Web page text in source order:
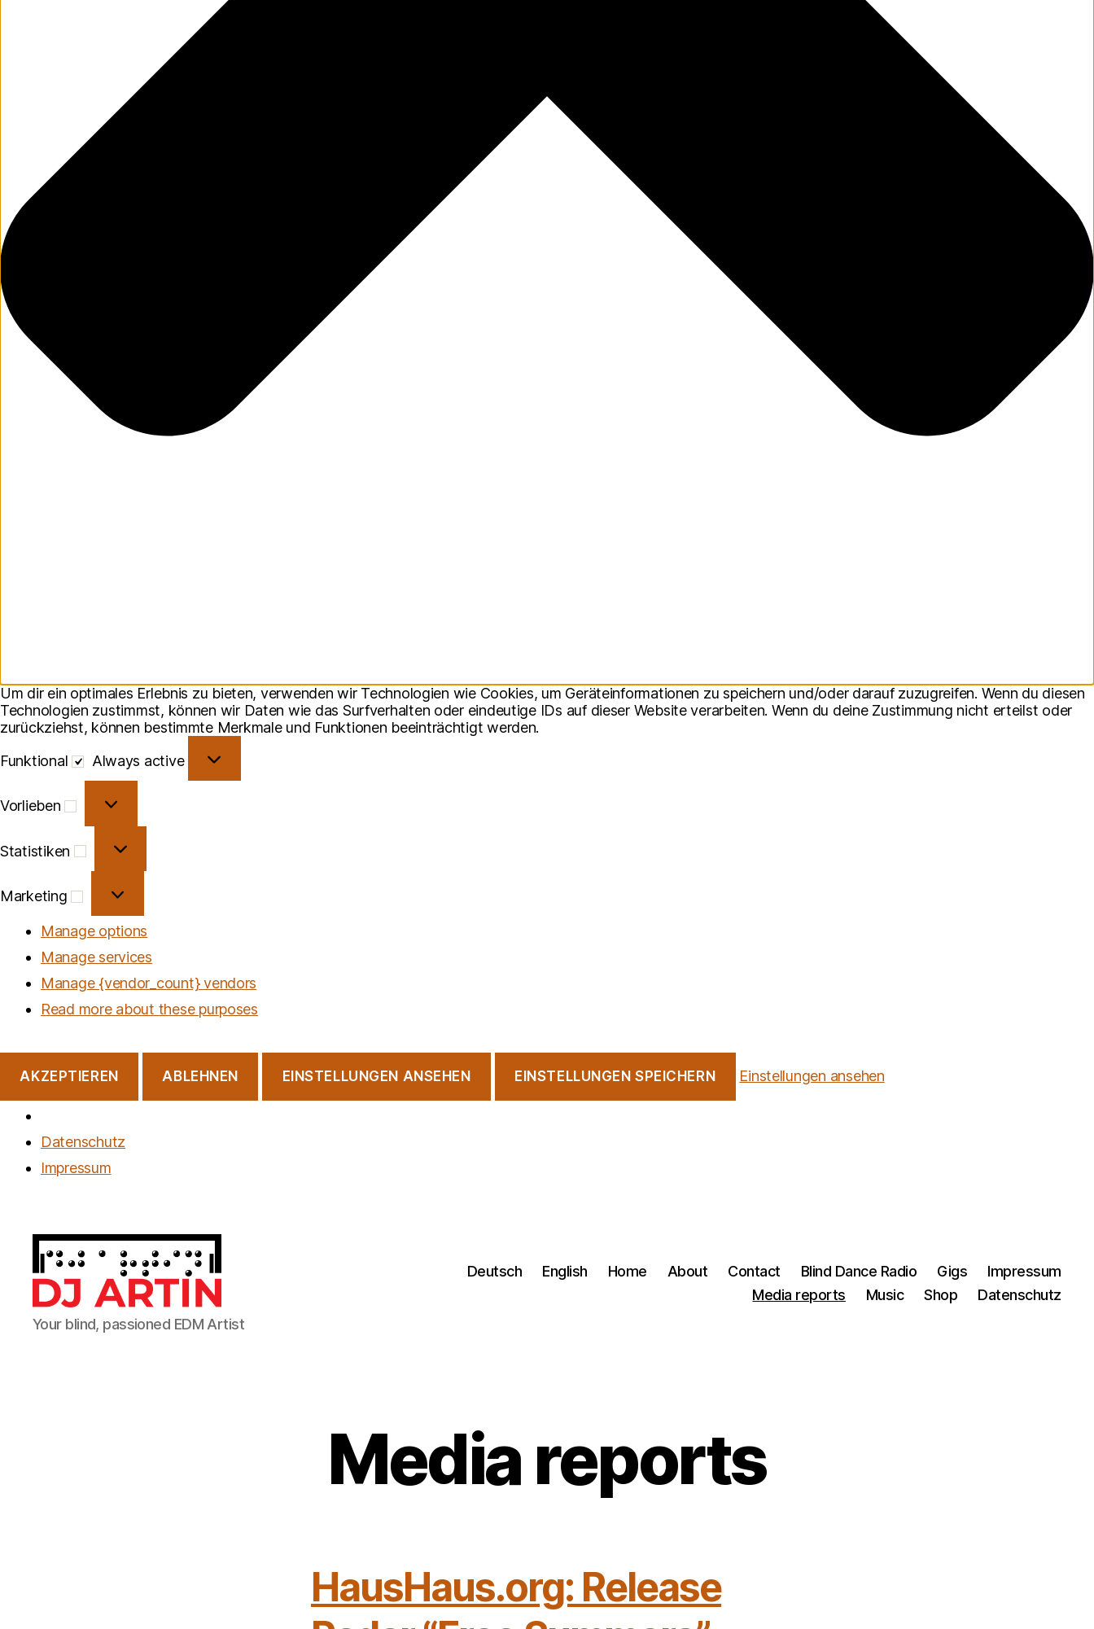
Um dir ein optimales Erlebnis zu bieten, verwenden wir Technologien wie Cookies, um Geräteinformationen zu speichern und/oder darauf zuzugreifen. Wenn du diesen
Technologien zustimmst, können wir Daten wie das Surfverhalten oder eindeutige IDs auf dieser Website verarbeiten. Wenn du deine Zustimmung nicht erteilst oder
zurückziehst, können bestimmte Merkmale und Funktionen beeinträchtigt werden.
Funktional
Always active
Vorlieben
Statistiken
Marketing
Manage options
Manage services
Manage {vendor_count} vendors
Read more about these purposes
AKZEPTIEREN ABLEHNEN EINSTELLUNGEN ANSEHEN EINSTELLUNGEN SPEICHERN Einstellungen ansehen
Datenschutz
Impressum
DJ
Artin
Your blind, passioned EDM Artist
Deutsch English Home About Contact Blind Dance Radio Gigs
Impressum
Media reports
Music Shop Datenschutz
Media reports
HausHaus.org: Release